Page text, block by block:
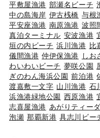
平敷屋漁港 部瀬名ビーチ
中の島海岸 伊古桟橋 与根
平安座漁港 南原漁港 波照
真泊ターミナル 安波漁港
垣の内ビーチ 浜川漁港 比
儀間漁港 仲伊保漁港 しお
わいわいビーチ 夢咲公園
ぎのわん海浜公園 前泊港
渡嘉敷一文字 山川漁港 石
浜漁港緑地公園 西原漁港
志喜屋漁港 あがりティー
泡瀬 那覇新港 具志川ビー